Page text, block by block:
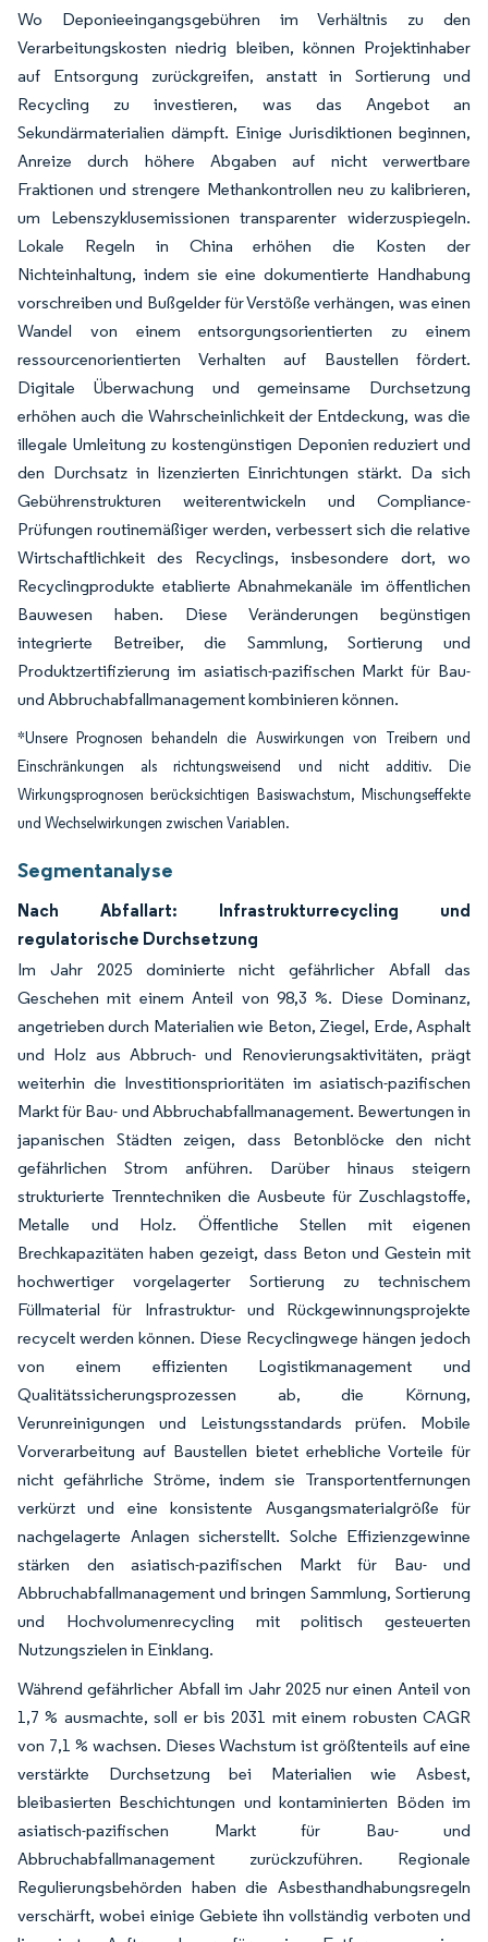
Wo Deponieeingangsgebühren im Verhältnis zu den
Verarbeitungskosten niedrig bleiben, können Projektinhaber
auf Entsorgung zurückgreifen, anstatt in Sortierung und
Recycling zu investieren, was das Angebot an
Sekundärmaterialien dämpft. Einige Jurisdiktionen beginnen,
Anreize durch höhere Abgaben auf nicht verwertbare
Fraktionen und strengere Methankontrollen neu zu kalibrieren,
um Lebenszyklusemissionen transparenter widerzuspiegeln.
Lokale Regeln in China erhöhen die Kosten der
Nichteinhaltung, indem sie eine dokumentierte Handhabung
vorschreiben und Bußgelder für Verstöße verhängen, was einen
Wandel von einem entsorgungsorientierten zu einem
ressourcenorientierten Verhalten auf Baustellen fördert.
Digitale Überwachung und gemeinsame Durchsetzung
erhöhen auch die Wahrscheinlichkeit der Entdeckung, was die
illegale Umleitung zu kostengünstigen Deponien reduziert und
den Durchsatz in lizenzierten Einrichtungen stärkt. Da sich
Gebührenstrukturen weiterentwickeln und Compliance-
Prüfungen routinemäßiger werden, verbessert sich die relative
Wirtschaftlichkeit des Recyclings, insbesondere dort, wo
Recyclingprodukte etablierte Abnahmekanäle im öffentlichen
Bauwesen haben. Diese Veränderungen begünstigen
integrierte Betreiber, die Sammlung, Sortierung und
Produktzertifizierung im asiatisch-pazifischen Markt für Bau-
und Abbruchabfallmanagement kombinieren können.
*Unsere Prognosen behandeln die Auswirkungen von Treibern und
Einschränkungen als richtungsweisend und nicht additiv. Die
Wirkungsprognosen berücksichtigen Basiswachstum, Mischungseffekte
und Wechselwirkungen zwischen Variablen.
Segmentanalyse
Nach Abfallart: Infrastrukturrecycling und
regulatorische Durchsetzung
Im Jahr 2025 dominierte nicht gefährlicher Abfall das
Geschehen mit einem Anteil von 98,3 %. Diese Dominanz,
angetrieben durch Materialien wie Beton, Ziegel, Erde, Asphalt
und Holz aus Abbruch- und Renovierungsaktivitäten, prägt
weiterhin die Investitionsprioritäten im asiatisch-pazifischen
Markt für Bau- und Abbruchabfallmanagement. Bewertungen in
japanischen Städten zeigen, dass Betonblöcke den nicht
gefährlichen Strom anführen. Darüber hinaus steigern
strukturierte Trenntechniken die Ausbeute für Zuschlagstoffe,
Metalle und Holz. Öffentliche Stellen mit eigenen
Brechkapazitäten haben gezeigt, dass Beton und Gestein mit
hochwertiger vorgelagerter Sortierung zu technischem
Füllmaterial für Infrastruktur- und Rückgewinnungsprojekte
recycelt werden können. Diese Recyclingwege hängen jedoch
von einem effizienten Logistikmanagement und
Qualitätssicherungsprozessen ab, die Körnung,
Verunreinigungen und Leistungsstandards prüfen. Mobile
Vorverarbeitung auf Baustellen bietet erhebliche Vorteile für
nicht gefährliche Ströme, indem sie Transportentfernungen
verkürzt und eine konsistente Ausgangsmaterialgröße für
nachgelagerte Anlagen sicherstellt. Solche Effizienzgewinne
stärken den asiatisch-pazifischen Markt für Bau- und
Abbruchabfallmanagement und bringen Sammlung, Sortierung
und Hochvolumenrecycling mit politisch gesteuerten
Nutzungszielen in Einklang.
Während gefährlicher Abfall im Jahr 2025 nur einen Anteil von
1,7 % ausmachte, soll er bis 2031 mit einem robusten CAGR
von 7,1 % wachsen. Dieses Wachstum ist größtenteils auf eine
verstärkte Durchsetzung bei Materialien wie Asbest,
bleibasierten Beschichtungen und kontaminierten Böden im
asiatisch-pazifischen Markt für Bau- und
Abbruchabfallmanagement zurückzuführen. Regionale
Regulierungsbehörden haben die Asbesthandhabungsregeln
verschärft, wobei einige Gebiete ihn vollständig verboten und